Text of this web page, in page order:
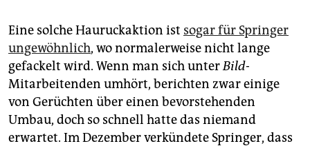
Eine solche Hauruckaktion ist sogar für Springer
ungewöhnlich, wo normalerweise nicht lange
gefackelt wird. Wenn man sich unterBild-
Mitarbeitenden umhört, berichten zwar einige
von Gerüchten über einen bevorstehenden
Umbau, doch so schnell hatte das niemand
erwartet. Im Dezember verkündete Springer, dass